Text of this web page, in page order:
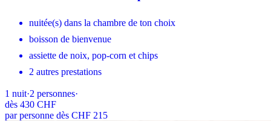
nuitée(s) dans la chambre de ton choix
boisson de bienvenue
assiette de noix, pop-corn et chips
2 autres prestations
1 nuit·2 personnes·
dès 430 CHF
par personne dès CHF 215